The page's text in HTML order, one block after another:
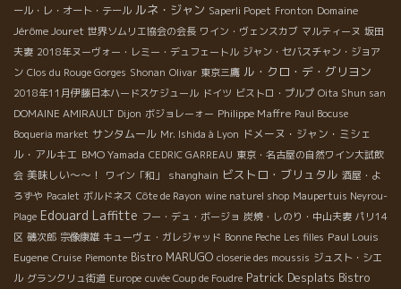
ール・レ・オート・テール ルネ・ジャン Saperli Popet Fronton Domaine
Jérôme Jouret 世界ソムリエ協会の会長 ワイン・ヴェンスカブ マルティーヌ 坂田
夫妻 2018年ヌーヴォー・レミー・デュフェートル ジャン・セバスチャン・ジョア
ン Clos du Rouge Gorges Shonan Olivar 東京三鷹 ル・クロ・デ・グリヨン
2018年11月伊藤日本ハードスケジュール ドイツ ビストロ・プルプ Oita Shun san
DOMAINE AMIRAULT Dijon ボジョレーォー Philippe Maffre Paul Bocuse
Boqueria market サンタムール Mr. Ishida à Lyon ドメーヌ・ジャン・ミシェ
ル・アルキエ BMO Yamada CEDRIC GARREAU 東京・名古屋の自然ワイン大試飲
会 美味しい～～！ ワイン「和」 shanghain ビストロ・ブリュタル 酒屋・よ
ろずや Pacalet ボルドネス Côte de Rayon wine naturel shop Maupertuis Neyrou-
Plage Edouard Laffitte フー・デュ・ボージョ 炭焼・しのり・中山夫妻 パリ14
区 磯次郎 宗像康雄 キューヴェ・ガレジャッド Bonne Peche Les filles Paul Louis
Eugene Cruise Piemonte Bistro MARUGO closerie des moussis ジュスト・シエ
ル グランクリュ街道 Europe cuvée Coup de Foudre Patrick Desplats Bistro